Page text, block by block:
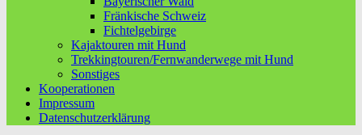
Fränkische Schweiz
Fichtelgebirge
Kajaktouren mit Hund
Trekkingtouren/Fernwanderwege mit Hund
Sonstiges
Kooperationen
Impressum
Datenschutzerklärung